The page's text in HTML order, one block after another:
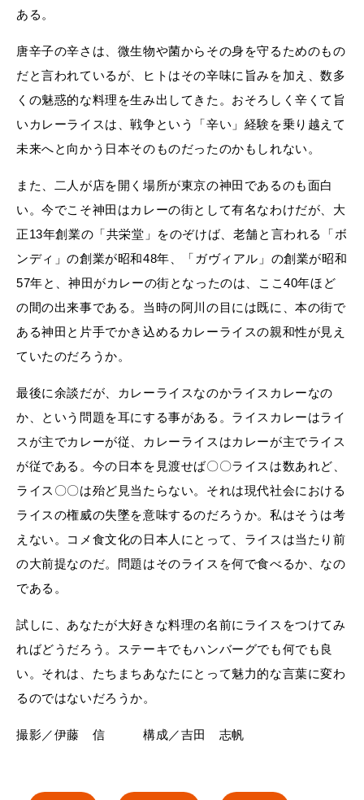
ある。
唐辛子の辛さは、微生物や菌からその身を守るためのもの
だと言われているが、ヒトはその辛味に旨みを加え、数多
くの魅惑的な料理を生み出してきた。おそろしく辛くて旨
いカレーライスは、戦争という「辛い」経験を乗り越えて
未来へと向かう日本そのものだったのかもしれない。
また、二人が店を開く場所が東京の神田であるのも面白
い。今でこそ神田はカレーの街として有名なわけだが、大
正13年創業の「共栄堂」をのぞけば、老舗と言われる「ボ
ンディ」の創業が昭和48年、「ガヴィアル」の創業が昭和
57年と、神田がカレーの街となったのは、ここ40年ほど
の間の出来事である。当時の阿川の目には既に、本の街で
ある神田と片手でかき込めるカレーライスの親和性が見え
ていたのだろうか。
最後に余談だが、カレーライスなのかライスカレーなの
か、という問題を耳にする事がある。ライスカレーはライ
スが主でカレーが従、カレーライスはカレーが主でライス
が従である。今の日本を見渡せば〇〇ライスは数あれど、
ライス〇〇は殆ど見当たらない。それは現代社会における
ライスの権威の失墜を意味するのだろうか。私はそうは考
えない。コメ食文化の日本人にとって、ライスは当たり前
の大前提なのだ。問題はそのライスを何で食べるか、なの
である。
試しに、あなたが大好きな料理の名前にライスをつけてみ
ればどうだろう。ステーキでもハンバーグでも何でも良
い。それは、たちまちあなたにとって魅力的な言葉に変わ
るのではないだろうか。
撮影／伊藤 信 構成／吉田 志帆